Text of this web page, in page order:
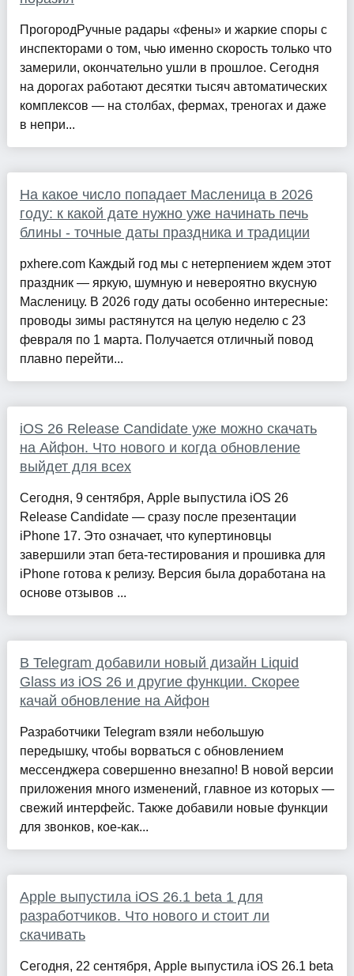
ПрогородРучные радары «фены» и жаркие споры с
инспекторами о том, чью именно скорость только что
замерили, окончательно ушли в прошлое. Сегодня
на дорогах работают десятки тысяч автоматических
комплексов — на столбах, фермах, треногах и даже
в непри...
На какое число попадает Масленица в 2026
году: к какой дате нужно уже начинать печь
блины - точные даты праздника и традиции
pxhere.com Каждый год мы с нетерпением ждем этот
праздник — яркую, шумную и невероятно вкусную
Масленицу. В 2026 году даты особенно интересные:
проводы зимы растянутся на целую неделю с 23
февраля по 1 марта. Получается отличный повод
плавно перейти...
iOS 26 Release Candidate уже можно скачать
на Айфон. Что нового и когда обновление
выйдет для всех
Сегодня, 9 сентября, Apple выпустила iOS 26
Release Candidate — сразу после презентации
iPhone 17. Это означает, что купертиновцы
завершили этап бета-тестирования и прошивка для
iPhone готова к релизу. Версия была доработана на
основе отзывов ...
В Telegram добавили новый дизайн Liquid
Glass из iOS 26 и другие функции. Скорее
качай обновление на Айфон
Разработчики Telegram взяли небольшую
передышку, чтобы ворваться с обновлением
мессенджера совершенно внезапно! В новой версии
приложения много изменений, главное из которых —
свежий интерфейс. Также добавили новые функции
для звонков, кое-как...
Apple выпустила iOS 26.1 beta 1 для
разработчиков. Что нового и стоит ли
скачивать
Сегодня, 22 сентября, Apple выпустила iOS 26.1 beta